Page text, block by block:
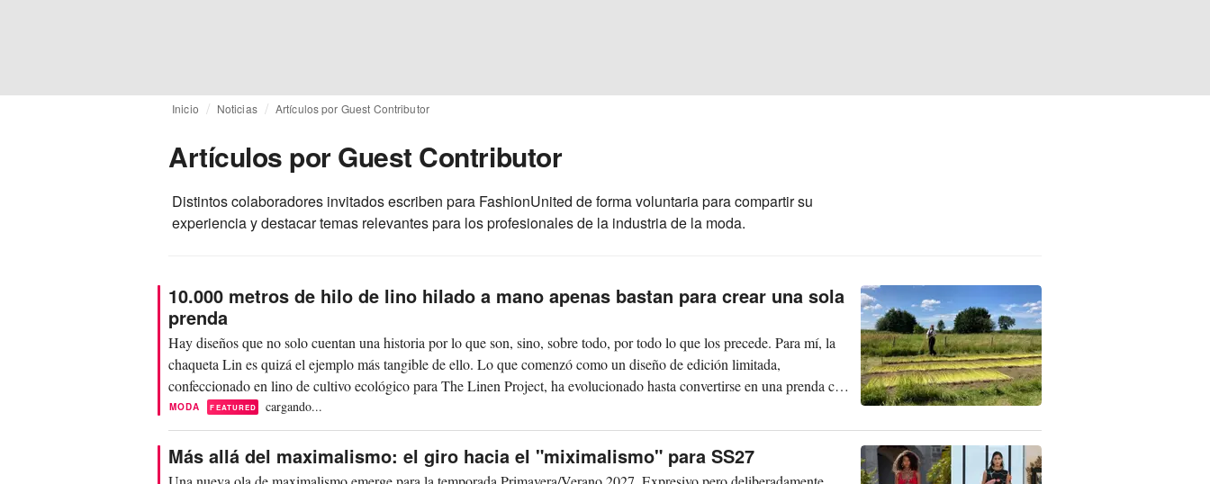
Inicio Noticias Artículos por Guest Contributor
Artículos por Guest Contributor
Distintos colaboradores invitados escriben para FashionUnited de forma voluntaria para compartir su
experiencia y destacar temas relevantes para los profesionales de la industria de la moda.
10.000 metros de hilo de lino hilado a mano apenas bastan para crear una sola
prenda
Hay diseños que no solo cuentan una historia por lo que son, sino, sobre todo, por todo lo que los precede. Para mí, la
chaqueta Lin es quizá el ejemplo más tangible de ello. Lo que comenzó como un diseño de edición limitada,
confeccionado en lino de cultivo ecológico para The Linen Project, ha evolucionado hasta convertirse en una prenda con
mú...
MODA FEATURED cargando...
Más allá del maximalismo: el giro hacia el "miximalismo" para SS27